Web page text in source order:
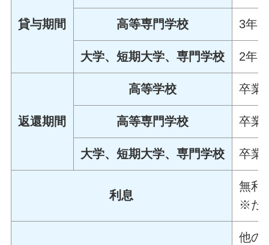
貸与期間 高等専門学校 3年
大学、短期大学、専門学校 2年
返還期間
高等学校 卒業
高等専門学校 卒業
大学、短期大学、専門学校 卒業
利息
無利
※た
他の